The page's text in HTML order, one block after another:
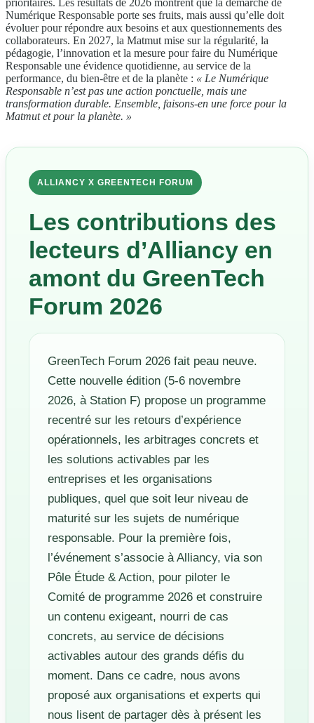
prioritaires. Les résultats de 2026 montrent que la démarche de
Numérique Responsable porte ses fruits, mais aussi qu’elle doit
évoluer pour répondre aux besoins et aux questionnements des
collaborateurs. En 2027, la Matmut mise sur la régularité, la
pédagogie, l’innovation et la mesure pour faire du Numérique
Responsable une évidence quotidienne, au service de la
performance, du bien-être et de la planète : « Le Numérique
Responsable n’est pas une action ponctuelle, mais une
transformation durable. Ensemble, faisons-en une force pour la
Matmut et pour la planète. »
ALLIANCY X GREENTECH FORUM
Les contributions des
lecteurs d’Alliancy en
amont du GreenTech
Forum 2026
GreenTech Forum 2026 fait peau neuve.
Cette nouvelle édition (5-6 novembre
2026, à Station F) propose un programme
recentré sur les retours d’expérience
opérationnels, les arbitrages concrets et
les solutions activables par les
entreprises et les organisations
publiques, quel que soit leur niveau de
maturité sur les sujets de numérique
responsable. Pour la première fois,
l’événement s’associe à Alliancy, via son
Pôle Étude & Action, pour piloter le
Comité de programme 2026 et construire
un contenu exigeant, nourri de cas
concrets, au service de décisions
activables autour des grands défis du
moment. Dans ce cadre, nous avons
proposé aux organisations et experts qui
nous lisent de partager dès à présent les